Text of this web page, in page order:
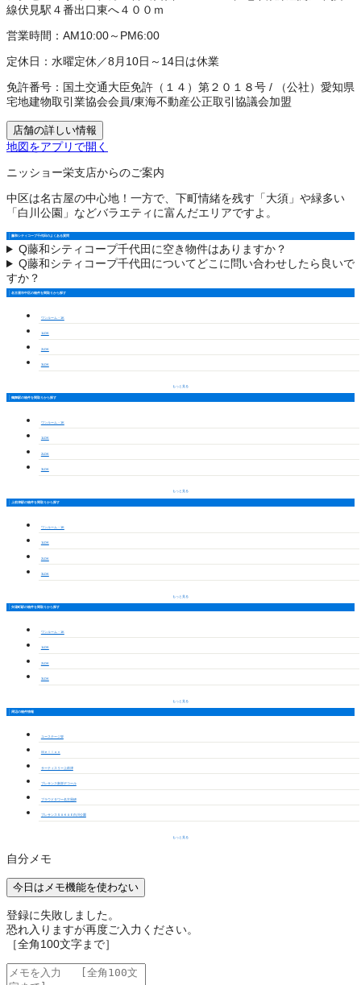
線伏見駅４番出口東へ４００ｍ
営業時間： AM10:00～PM6:00
定休日： 水曜定休／8月10日～14日は休業
免許番号： 国土交通大臣免許（１４）第２０１８号 /
（公社）愛知県
宅地建物取引業協会会員/東海不動産公正取引協議会加盟
店舗の詳しい情報
地図をアプリで開く
ニッショー栄支店からのご案内
中区は名古屋の中心地！一方で、下町情緒を残す「大須」や緑多い
「白川公園」などバラエティに富んだエリアですよ。
藤和シティコープ千代田のよくある質問
Q藤和シティコープ千代田に空き物件はありますか？
Q藤和シティコープ千代田についてどこに問い合わせしたら良いで
すか？
名古屋市中区の物件を間取りから探す
ワンルーム・1K
1LDK
2LDK
3LDK
もっと見る
鶴舞駅の物件を間取りから探す
ワンルーム・1K
1LDK
2LDK
3LDK
もっと見る
上前津駅の物件を間取りから探す
ワンルーム・1K
1LDK
2LDK
3LDK
もっと見る
矢場町駅の物件を間取りから探す
ワンルーム・1K
1LDK
2LDK
3LDK
もっと見る
周辺の物件情報
ユーステージ栄
Ｍｅｌｌｏｎ
サーティスリー上前津
プレサンス新栄デコール
プラウドタワー名古屋錦
プレサンスＳＡＫＡＥ白川公園
もっと見る
自分メモ
今日はメモ機能を使わない
登録に失敗しました。
恐れ入りますが再度ご入力ください。
［全角100文字まで］